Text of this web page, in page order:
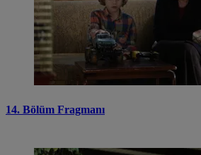
14. Bölüm Fragmanı